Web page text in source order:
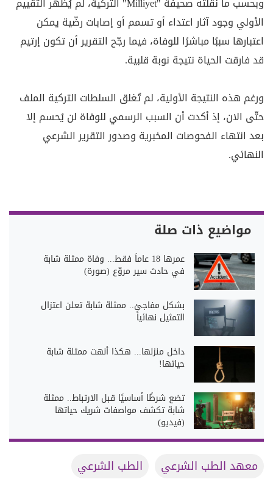
الأولي وجود آثار اعتداء أو تسمم أو إصابات رضّية يمكن
اعتبارها سببًا مباشرًا للوفاة، فيما رجّح التقرير أن تكون إرتيم
قد فارقت الحياة نتيجة نوبة قلبية.
ورغم هذه النتيجة الأولية، لم تُغلق السلطات التركية الملف
حتّى الان، إذ أكدت أن السبب الرسمي للوفاة لن يُحسم إلا
بعد انتهاء الفحوصات المخبرية وصدور التقرير الشرعي
النهائي.
مواضيع ذات صلة
​عمرها 18 عاماً فقط... وفاة ممثلة شابة
في حادث سير مروّع (صورة)
بشكل مفاجئ.. ممثلة شابة تعلن اعتزال
التمثيل نهائياً
داخل منزلها... هكذا أنهت ممثلة شابة
حياتها!
تضع شرطًا أساسيًا قبل الارتباط.. ممثلة
شابة تكشف مواصفات شريك حياتها
(فيديو)
معهد الطب الشرعي الطب الشرعي